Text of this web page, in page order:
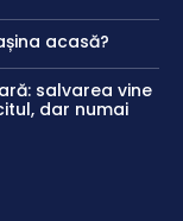
acasă?
salvarea vine
dar numai